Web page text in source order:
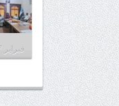
فبراير 7, 2026